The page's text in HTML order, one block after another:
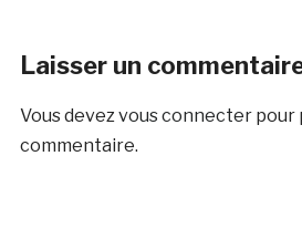
Laisser un
Vous devezvous connecterpour
commentaire.